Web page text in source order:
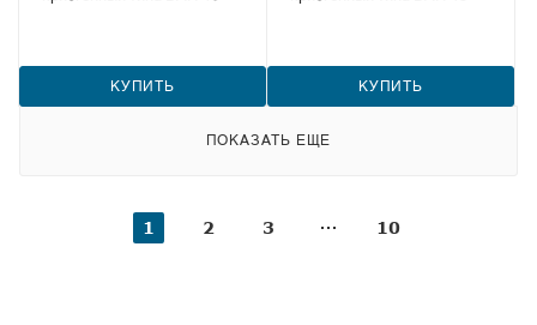
КУПИТЬ КУПИТЬ
ПОКАЗАТЬ ЕЩЕ
1 2 3 10